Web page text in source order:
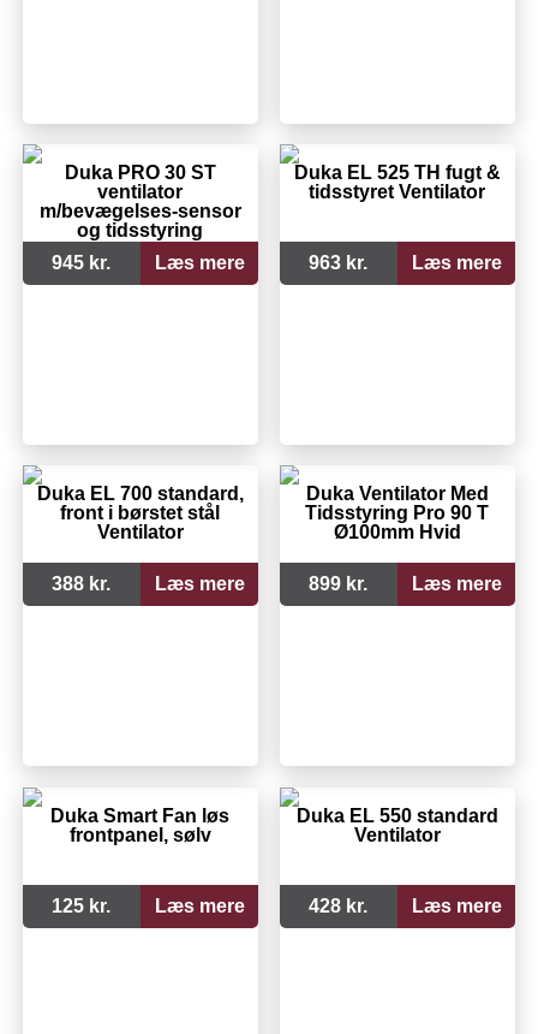
Duka PRO 30 ST
ventilator
m/bevægelses-sensor
og tidsstyring
945 kr.
Læs mere
Duka EL 525 TH fugt &
tidsstyret Ventilator
963 kr. Læs mere
Duka EL 700 standard,
front i børstet stål
Ventilator
388 kr. Læs mere
Duka Ventilator Med
Tidsstyring Pro 90 T
Ø100mm Hvid
899 kr. Læs mere
Duka Smart Fan løs
frontpanel, sølv
125 kr. Læs mere
Duka EL 550 standard
Ventilator
428 kr. Læs mere